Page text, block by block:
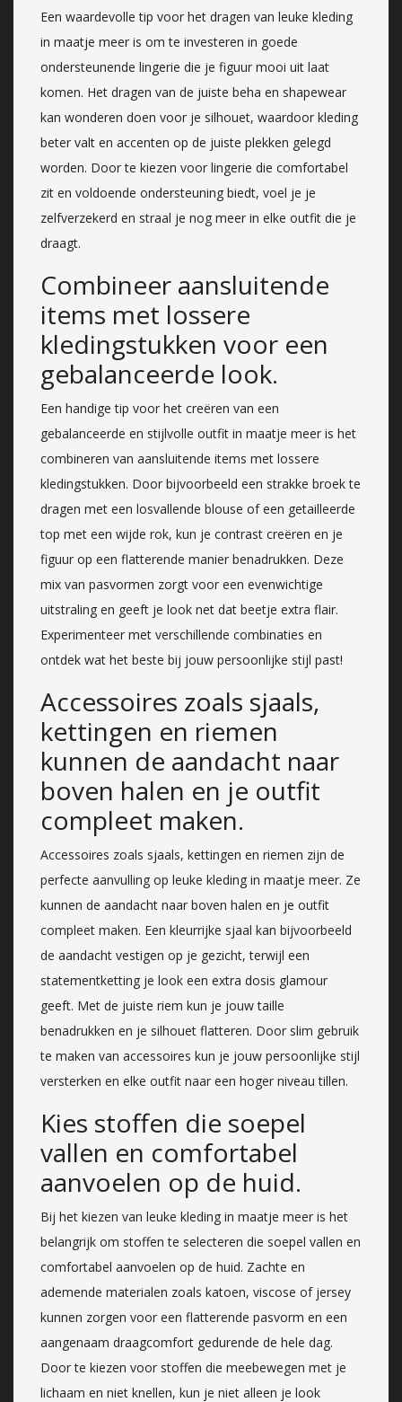
Een waardevolle tip voor het dragen van leuke kleding
in maatje meer is om te investeren in goede
ondersteunende lingerie die je figuur mooi uit laat
komen. Het dragen van de juiste beha en shapewear
kan wonderen doen voor je silhouet, waardoor kleding
beter valt en accenten op de juiste plekken gelegd
worden. Door te kiezen voor lingerie die comfortabel
zit en voldoende ondersteuning biedt, voel je je
zelfverzekerd en straal je nog meer in elke outfit die je
draagt.
Combineer aansluitende
items met lossere
kledingstukken voor een
gebalanceerde look.
Een handige tip voor het creëren van een
gebalanceerde en stijlvolle outfit in maatje meer is het
combineren van aansluitende items met lossere
kledingstukken. Door bijvoorbeeld een strakke broek te
dragen met een losvallende blouse of een getailleerde
top met een wijde rok, kun je contrast creëren en je
figuur op een flatterende manier benadrukken. Deze
mix van pasvormen zorgt voor een evenwichtige
uitstraling en geeft je look net dat beetje extra flair.
Experimenteer met verschillende combinaties en
ontdek wat het beste bij jouw persoonlijke stijl past!
Accessoires zoals sjaals,
kettingen en riemen
kunnen de aandacht naar
boven halen en je outfit
compleet maken.
Accessoires zoals sjaals, kettingen en riemen zijn de
perfecte aanvulling op leuke kleding in maatje meer. Ze
kunnen de aandacht naar boven halen en je outfit
compleet maken. Een kleurrijke sjaal kan bijvoorbeeld
de aandacht vestigen op je gezicht, terwijl een
statementketting je look een extra dosis glamour
geeft. Met de juiste riem kun je jouw taille
benadrukken en je silhouet flatteren. Door slim gebruik
te maken van accessoires kun je jouw persoonlijke stijl
versterken en elke outfit naar een hoger niveau tillen.
Kies stoffen die soepel
vallen en comfortabel
aanvoelen op de huid.
Bij het kiezen van leuke kleding in maatje meer is het
belangrijk om stoffen te selecteren die soepel vallen en
comfortabel aanvoelen op de huid. Zachte en
ademende materialen zoals katoen, viscose of jersey
kunnen zorgen voor een flatterende pasvorm en een
aangenaam draagcomfort gedurende de hele dag.
Door te kiezen voor stoffen die meebewegen met je
lichaam en niet knellen, kun je niet alleen je look